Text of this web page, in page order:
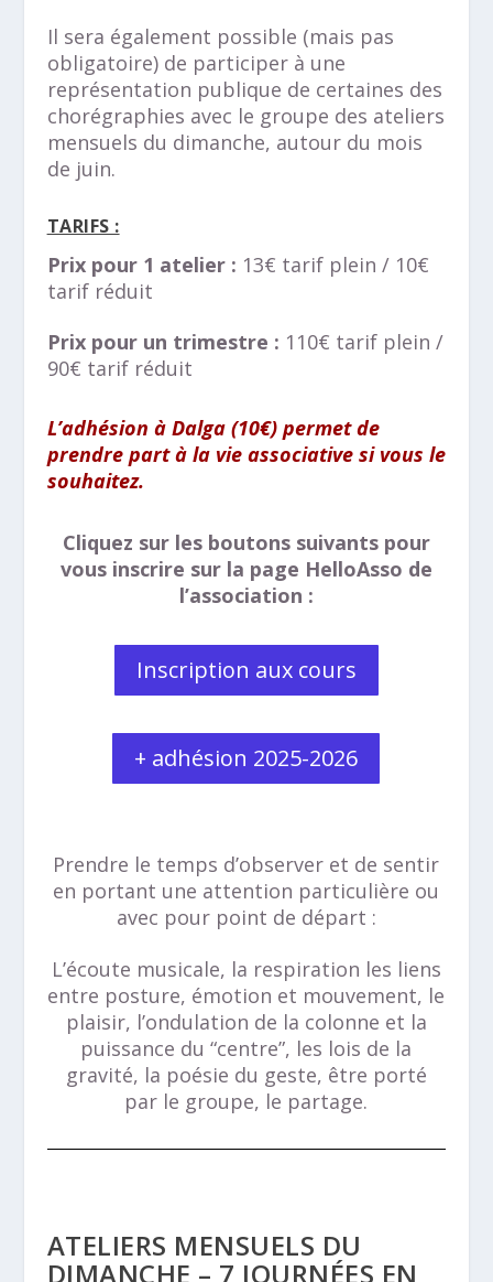
Il sera également possible (mais pas
obligatoire) de participer à une
représentation publique de certaines des
chorégraphies avec le groupe des ateliers
mensuels du dimanche, autour du mois
de juin.
TARIFS :
Prix pour 1 atelier : 13€ tarif plein / 10€
tarif réduit
Prix pour un trimestre : 110€ tarif plein /
90€ tarif réduit
L’adhésion à Dalga (10€) permet de
prendre part à la vie associative si vous le
souhaitez.
Cliquez sur les boutons suivants pour
vous inscrire sur la page HelloAsso de
l’association :
Inscription aux cours
+ adhésion 2025-2026
Prendre le temps d’observer et de sentir
en portant une attention particulière ou
avec pour point de départ :
L’écoute musicale, la respiration les liens
entre posture, émotion et mouvement, le
plaisir, l’ondulation de la colonne et la
puissance du “centre”, les lois de la
gravité, la poésie du geste, être porté
par le groupe, le partage.
ATELIERS MENSUELS DU
DIMANCHE – 7 JOURNÉES EN